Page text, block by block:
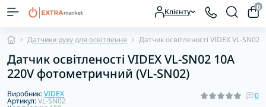
Клієнту 0
Датчики руху для освітлення Датчик освітленості VIDEX VL-
Датчик освітленості VIDEX VL-SN02 10A
220V фотометричний (VL-SN02)
Виробник:VIDEX
Артикул:VL-SN02
0